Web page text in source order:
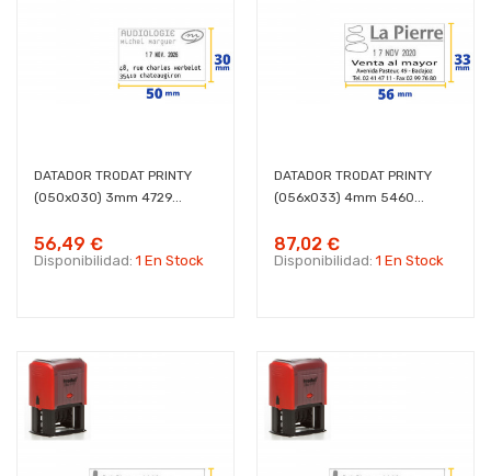
DATADOR TRODAT PRINTY
(050x030) 3mm 4729...
56,49 €
Disponibilidad: 1 En Stock
DATADOR TRODAT PRINTY
(056x033) 4mm 5460...
87,02 €
Disponibilidad: 1 En Stock